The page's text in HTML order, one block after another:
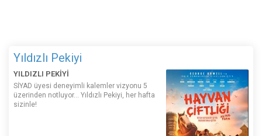
Yıldızlı Pekiyi
YILDIZLI PEKİYİ
SİYAD üyesi deneyimli kalemler vizyonu 5
üzerinden notluyor... Yıldızlı Pekiyi, her hafta
sizinle!